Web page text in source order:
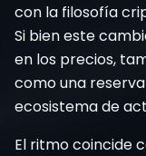
con la filosofía
Si bien este
en los precios,
como una
ecosistema de
El ritmo coincide